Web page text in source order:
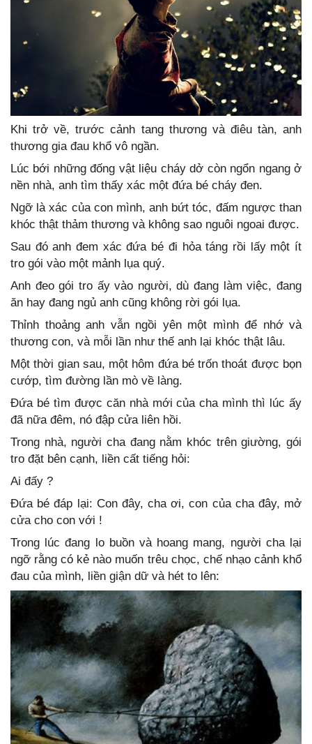
Khi trở về, trước cảnh tang thương và điêu tàn, anh
thương gia đau khổ vô ngần.
Lúc bới những đống vật liệu cháy dở còn ngổn ngang ở
nền nhà, anh tìm thấy xác một đứa bé cháy đen.
Ngỡ là xác của con mình, anh bứt tóc, đấm ngược than
khóc thật thảm thương và không sao nguôi ngoai được.
Sau đó anh đem xác đứa bé đi hỏa táng rồi lấy một ít
tro gói vào một mảnh lụa quý.
Anh đeo gói tro ấy vào người, dù đang làm việc, đang
ăn hay đang ngủ anh cũng không rời gói lụa.
Thỉnh thoảng anh vẫn ngồi yên một mình để nhớ và
thương con, và mỗi lần như thế anh lại khóc thật lâu.
Một thời gian sau, một hôm đứa bé trốn thoát được bọn
cướp, tìm đường lần mò về làng.
Đứa bé tìm được căn nhà mới của cha mình thì lúc ấy
đã nữa đêm, nó đập cửa liên hồi.
Trong nhà, người cha đang nằm khóc trên giường, gói
tro đặt bên cạnh, liền cất tiếng hỏi:
Ai đấy ?
Đứa bé đáp lại: Con đây, cha ơi, con của cha đây, mở
cửa cho con với !
Trong lúc đang lo buồn và hoang mang, người cha lại
ngỡ rằng có kẻ nào muốn trêu chọc, chế nhạo cảnh khổ
đau của mình, liền giận dữ và hét to lên: